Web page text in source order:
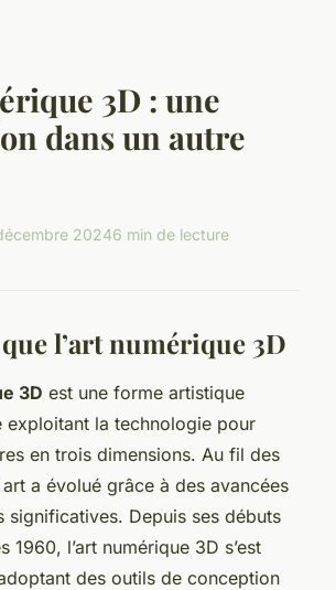
3D : une
dans un autre
20246 min de lecture
l’art numérique 3D
3D est une forme artistique
exploitant la technologie pour
en trois dimensions. Au fil des
a évolué grâce à des avancées
significatives. Depuis ses débuts
1960, l’art numérique 3D s’est
des outils de conception